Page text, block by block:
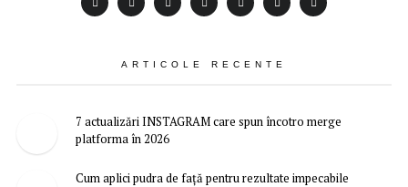
ARTICOLE RECENTE
7 actualizări INSTAGRAM care spun încotro merge
platforma în 2026
Cum aplici pudra de față pentru rezultate impecabile